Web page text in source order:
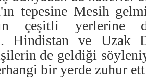
tepesine Mesih
çeşitli yerlerine
Hindistan ve Uzak
de geldiği
bir yerde zuhur